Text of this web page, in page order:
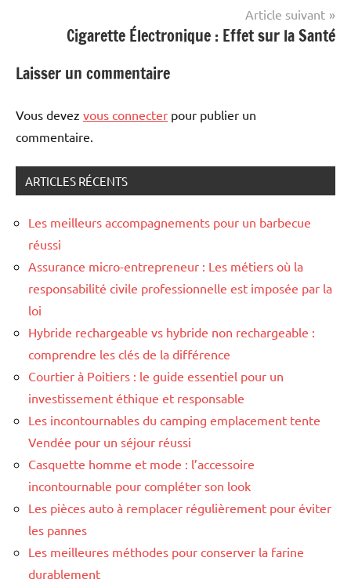
Article suivant
Cigarette Électronique : Effet sur la Santé
Laisser un commentaire
Vous devez vous connecter pour publier un
commentaire.
ARTICLES RÉCENTS
Les meilleurs accompagnements pour un barbecue
réussi
Assurance micro-entrepreneur : Les métiers où la
responsabilité civile professionnelle est imposée par la
loi
Hybride rechargeable vs hybride non rechargeable :
comprendre les clés de la différence
Courtier à Poitiers : le guide essentiel pour un
investissement éthique et responsable
Les incontournables du camping emplacement tente
Vendée pour un séjour réussi
Casquette homme et mode : l’accessoire
incontournable pour compléter son look
Les pièces auto à remplacer régulièrement pour éviter
les pannes
Les meilleures méthodes pour conserver la farine
durablement